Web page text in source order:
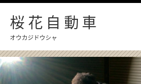
桜花自動車
オウカジドウシャ